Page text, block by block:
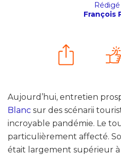
François
Aujourd’hui, entretien
Blanc sur des scénarii
incroyable pandémie. Le
particulièrement affecté.
était largement supérieur à